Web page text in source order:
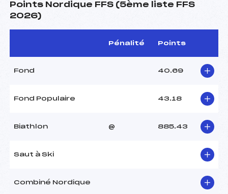
Points Nordique FFS (5ème liste FFS
2026)
Pénalité Points
Fond 40.69
Fond Populaire 43.18
Biathlon @ 885.43
Saut à Ski
Combiné Nordique